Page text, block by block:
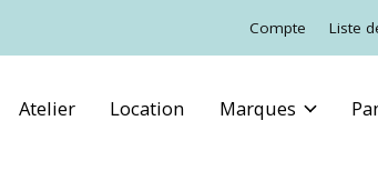
Compte Liste
Atelier Location Marques